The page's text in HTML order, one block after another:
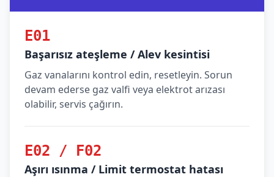
E01
Başarısız ateşleme / Alev kesintisi
Gaz vanalarını kontrol edin, resetleyin. Sorun
devam ederse gaz valfi veya elektrot arızası
olabilir, servis çağırın.
E02 / F02
Aşırı ısınma / Limit termostat hatası